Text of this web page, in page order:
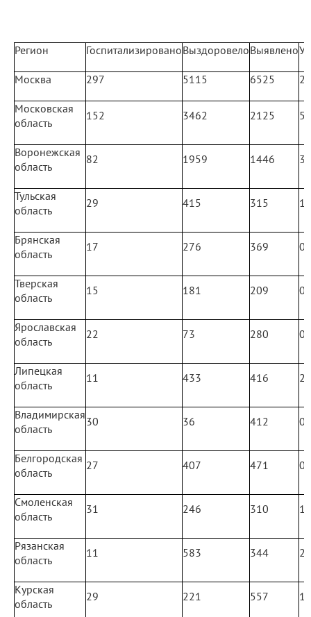
Регион ГоспитализированоВыздоровелоВыявлено
Москва 297 5115 6525 28
Московская
область
152 3462 2125 5
Воронежская
область
82 1959 1446 3
Тульская
область
29 415 315 1
Брянская
область
17 276 369 0
Тверская
область
15 181 209 0
Ярославская
область
22 73 280 0
Липецкая
область
11 433 416 2
Владимирская
область
30 36 412 0
Белгородская
область
27 407 471 0
Смоленская
область
31 246 310 1
Рязанская
область
11 583 344 2
Курская
область
29 221 557 1